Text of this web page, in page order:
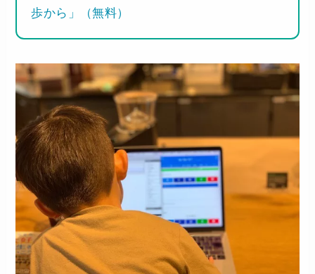
歩から」（無料）